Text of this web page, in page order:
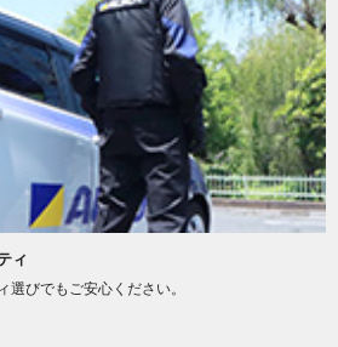
ィ
びでもご安心ください。